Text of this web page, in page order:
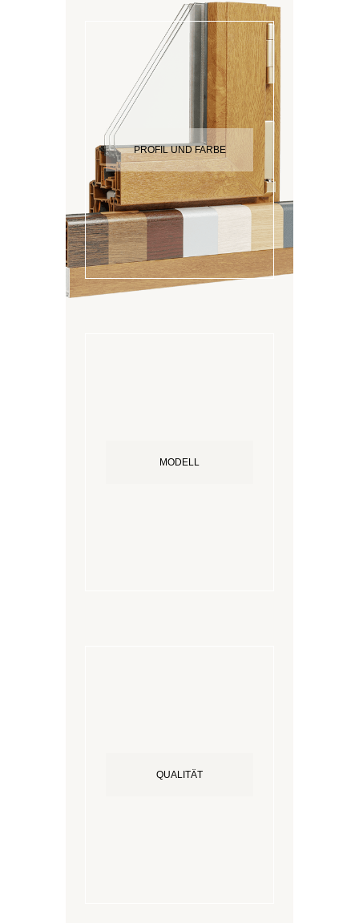
PROFIL UND FARBE
MODELL
QUALITÄT